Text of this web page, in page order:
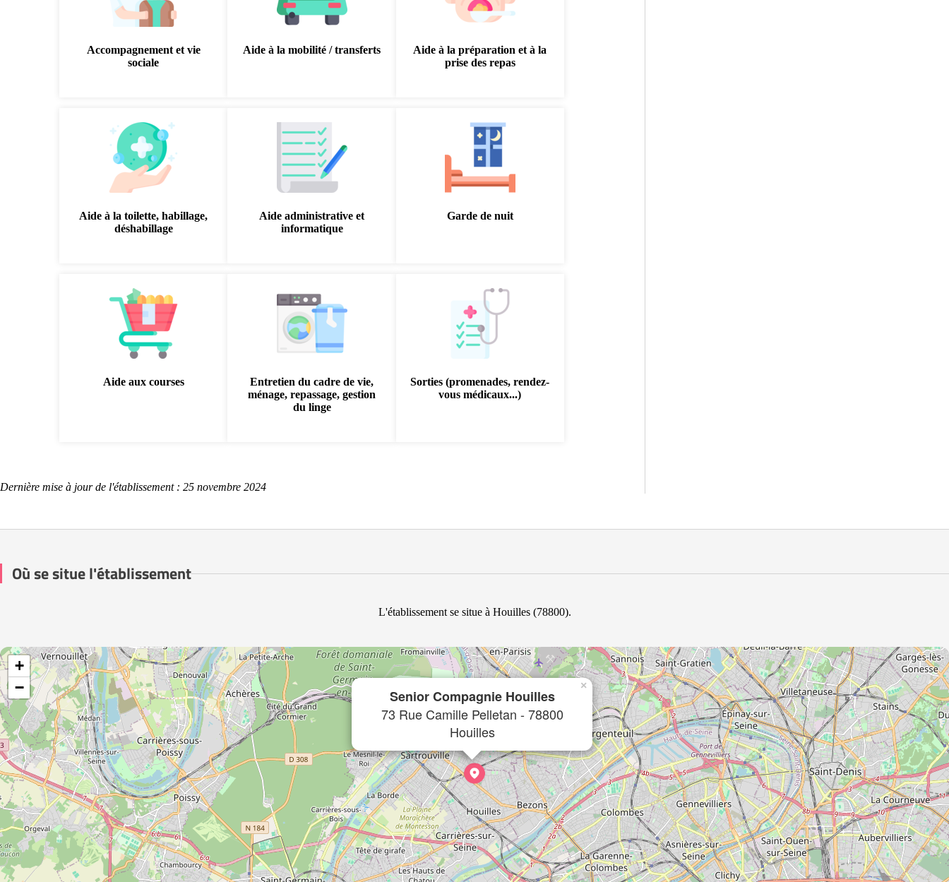
Accompagnement et vie
sociale
Aide à la mobilité / transferts
Aide à la préparation et à la
prise des repas
Aide à la toilette, habillage,
déshabillage
Aide administrative et
informatique
Garde de nuit
Aide aux courses
Entretien du cadre de vie,
ménage, repassage, gestion
du linge
Sorties (promenades, rendez-
vous médicaux...)
Dernière mise à jour de l'établissement : 25 novembre 2024
Où se situe l'établissement
L'établissement se situe à Houilles (78800).
Senior Compagnie Houilles
73 Rue Camille Pelletan - 78800
Houilles
×
+
−